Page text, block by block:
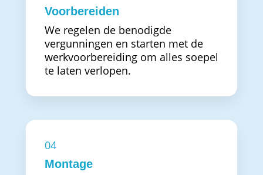
Voorbereiden
We regelen de benodigde
vergunningen en starten met de
werkvoorbereiding om alles soepel
te laten verlopen.
04
Montage